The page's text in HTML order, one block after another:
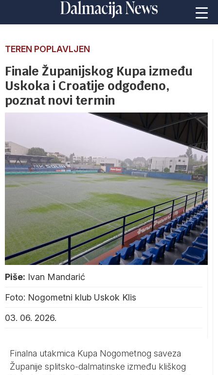
TEREN POPLAVLJEN
Finale Županijskog Kupa između
Uskoka i Croatije odgođeno,
poznat novi termin
Piše: Ivan Mandarić
Foto: Nogometni klub Uskok Klis
03. 06. 2026.
Finalna utakmica Kupa Nogometnog saveza
Županije splitsko-dalmatinske između kliškog